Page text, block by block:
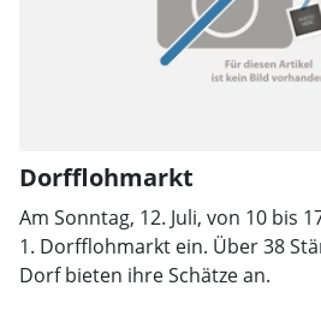
Dorfflohmarkt
Am Sonntag, 12. Juli, von 10 bis
1. Dorfflohmarkt ein. Über 38
Dorf bieten ihre Schätze an.